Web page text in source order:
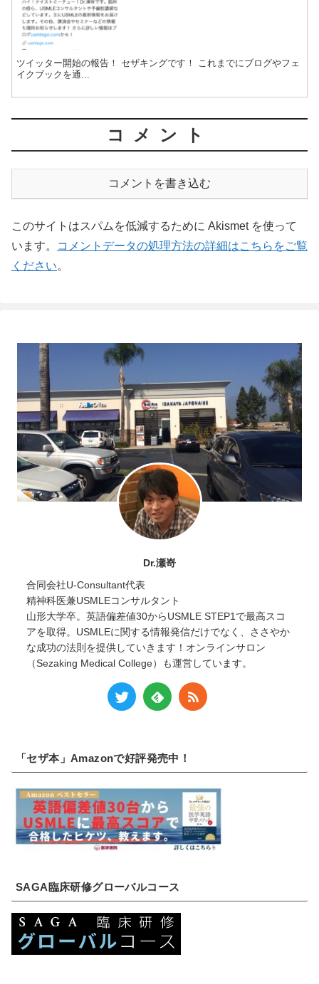
ツイッター開始の報告！ セザキングです！ これまでにブログやフェ
イクブックを通...
コメント
コメントを書き込む
このサイトはスパムを低減するために Akismet を使って
います。
コメントデータの処理方法の詳細はこちらをご覧
ください。
Dr.瀬嵜
合同会社U-Consultant代表
精神科医兼USMLEコンサルタント
山形大学卒。英語偏差値30からUSMLE STEP1で最高スコ
アを取得。USMLEに関する情報発信だけでなく、ささやか
な成功の法則を提供していきます！オンラインサロン
（Sezaking Medical College）も運営しています。
「セザ本」Amazonで好評発売中！
SAGA臨床研修グローバルコース